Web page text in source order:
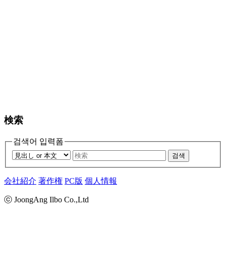
検索
검색어 입력폼
검색
会社紹介 著作権 PC版 個人情報
ⓒ JoongAng Ilbo Co.,Ltd